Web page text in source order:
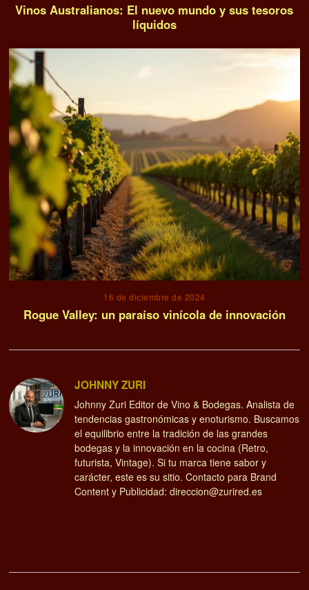
Vinos Australianos: El nuevo mundo y sus tesoros
líquidos
16 de diciembre de 2024
Rogue Valley: un paraíso vinícola de innovación
JOHNNY ZURI
Johnny Zuri Editor de Vino & Bodegas. Analista de
tendencias gastronómicas y enoturismo. Buscamos
el equilibrio entre la tradición de las grandes
bodegas y la innovación en la cocina (Retro,
futurista, Vintage). Si tu marca tiene sabor y
carácter, este es su sitio. Contacto para Brand
Content y Publicidad: direccion@zurired.es